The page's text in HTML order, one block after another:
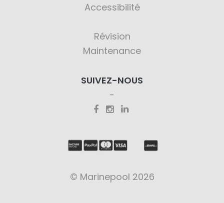
Accessibilité
Révision
Maintenance
SUIVEZ-NOUS
© Marinepool 2026